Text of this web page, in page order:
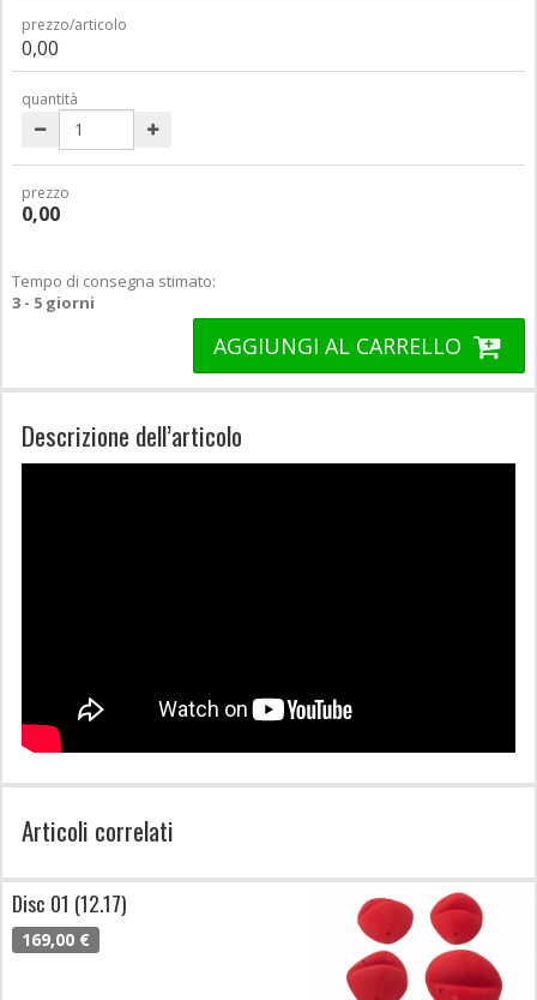
prezzo/articolo
0,00
quantità
prezzo
0,00
Tempo di consegna stimato:
3 - 5 giorni
AGGIUNGI AL CARRELLO
Descrizione dell’articolo
Articoli correlati
Disc 01 (12.17)
169,00 €